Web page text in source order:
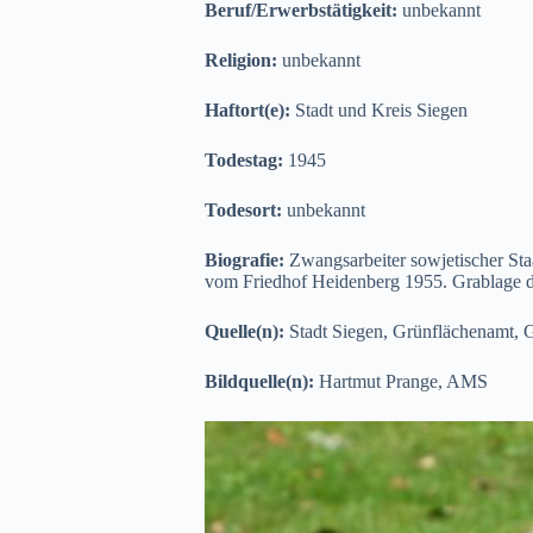
Beruf/Erwerbstätigkeit: unbekannt
Religion: unbekannt
Haftort(e): Stadt und Kreis Siegen
Todestag: 1945
Todesort: unbekannt
Biografie: Zwangsarbeiter sowjetischer
vom Friedhof Heidenberg 1955. Grablage
Quelle(n): Stadt Siegen, Grünflächenamt,
Bildquelle(n): Hartmut Prange, AMS